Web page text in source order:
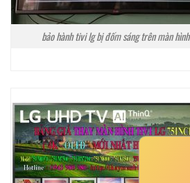
bảo hành tivi lg bị đốm sáng trên màn hình